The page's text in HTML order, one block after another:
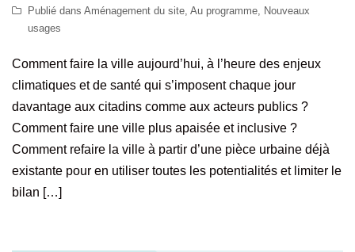
Publié dans Aménagement du site Au programme
Nouveaux
usages
Comment faire la ville aujourd’hui, à l’heure des enjeux
climatiques et de santé qui s’imposent chaque jour
davantage aux citadins comme aux acteurs publics ?
Comment faire une ville plus apaisée et inclusive ?
Comment refaire la ville à partir d’une pièce urbaine déjà
existante pour en utiliser toutes les potentialités et limiter le
bilan […]